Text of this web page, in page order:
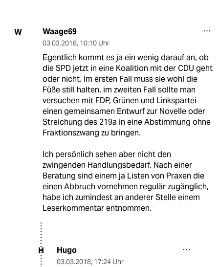
W Waage69
03.03.2018, 10:10 Uhr
Egentlich kommt es ja ein wenig darauf an, ob
die SPD jetzt in eine Koalition mit der CDU geht
oder nicht. Im ersten Fall muss sie wohl die
Füße still halten, im zweiten Fall sollte man
versuchen mit FDP, Grünen und Linkspartei
einen gemeinsamen Entwurf zur Novelle oder
Streichung des 219a in eine Abstimmung ohne
Fraktionszwang zu bringen.
Ich persönlich sehen aber nicht den
zwingenden Handlungsbedarf. Nach einer
Beratung sind einem ja Listen von Praxen die
einen Abbruch vornehmen regulär zugänglich,
habe ich zumindest an anderer Stelle einem
Leserkommentar entnommen.
H Hugo
03.03.2018, 17:24 Uhr